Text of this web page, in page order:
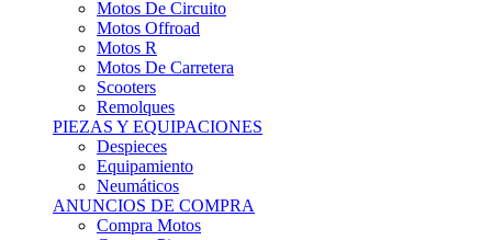
Motos R
Motos De Carretera
Scooters
Remolques
PIEZAS Y EQUIPACIONES
Despieces
Equipamiento
Neumáticos
ANUNCIOS DE COMPRA
Compra Motos
Compra Piezas